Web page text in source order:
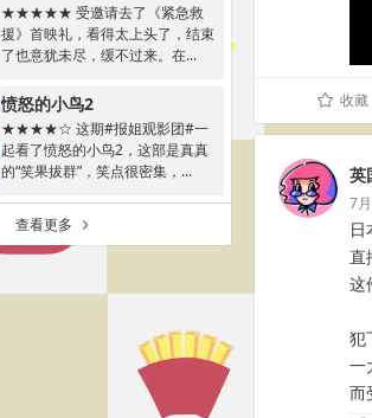
★★★★★ 受邀请去了《紧急救
援》首映礼，看得太上头了，结束
了也意犹未尽，缓不过来。在...
愤怒的小鸟2
★★★★☆ 这期#报姐观影团#一
起看了愤怒的小鸟2，这部是真真
的“笑果拔群”，笑点很密集，...
查看更多 a
û 收藏
英
7
直
这
犯
一
而